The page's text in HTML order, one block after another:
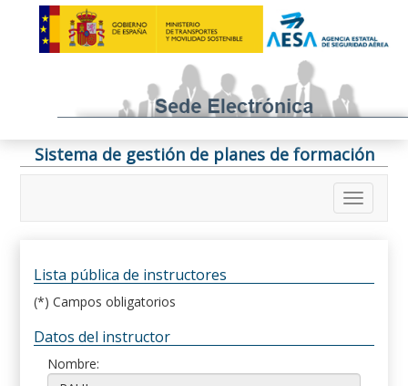
Sistema de gestión de planes de formación
Lista pública de instructores
(*) Campos obligatorios
Datos del instructor
Nombre: